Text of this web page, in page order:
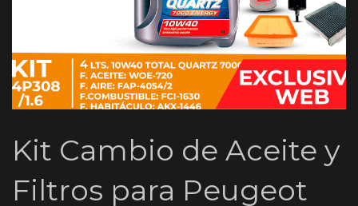
Kit Cambio de Aceite y
Filtros para Peugeot